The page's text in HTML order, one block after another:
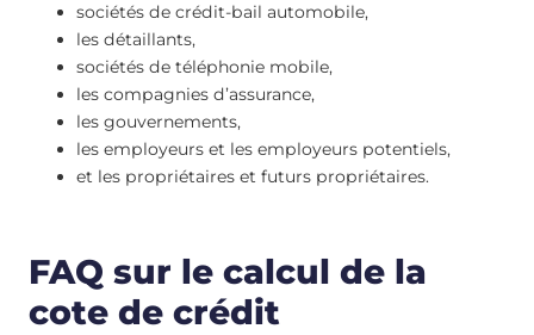
sociétés de crédit-bail automobile,
les détaillants,
sociétés de téléphonie mobile,
les compagnies d’assurance,
les gouvernements,
les employeurs et les employeurs potentiels,
et les propriétaires et futurs propriétaires.
FAQ sur le calcul de la
cote de crédit